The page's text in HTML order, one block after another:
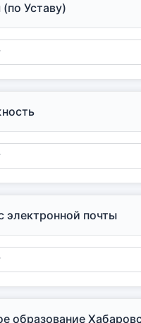
Уставу)
электронной почты
образование